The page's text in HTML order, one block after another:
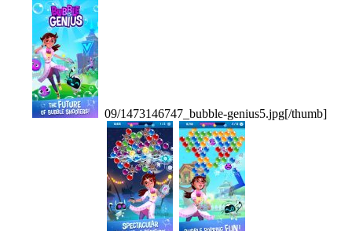
09/1473146747_bubble-genius5.jpg[/